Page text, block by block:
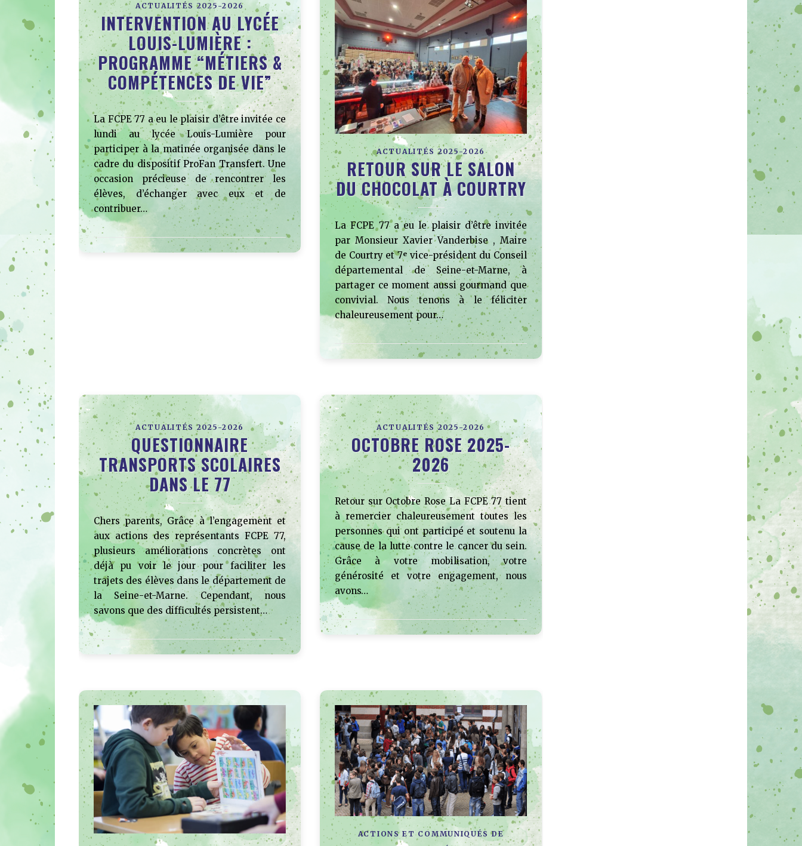
ACTUALITÉS 2025-2026
INTERVENTION AU LYCÉE
LOUIS-LUMIÈRE :
PROGRAMME “MÉTIERS &
COMPÉTENCES DE VIE”
La FCPE 77 a eu le plaisir d’être invitée ce
lundi au lycée Louis-Lumière pour
participer à la matinée organisée dans le
cadre du dispositif ProFan Transfert. Une
occasion précieuse de rencontrer les
élèves, d’échanger avec eux et de
contribuer…
ACTUALITÉS 2025-2026
RETOUR SUR LE SALON
DU CHOCOLAT À COURTRY
La FCPE 77 a eu le plaisir d’être invitée
par Monsieur Xavier Vanderbise , Maire
de Courtry et 7ᵉ vice-président du Conseil
départemental de Seine-et-Marne, à
partager ce moment aussi gourmand que
convivial. Nous tenons à le féliciter
chaleureusement pour…
ACTUALITÉS 2025-2026
QUESTIONNAIRE
TRANSPORTS SCOLAIRES
DANS LE 77
Chers parents, Grâce à l’engagement et
aux actions des représentants FCPE 77,
plusieurs améliorations concrètes ont
déjà pu voir le jour pour faciliter les
trajets des élèves dans le département de
la Seine-et-Marne. Cependant, nous
savons que des difficultés persistent…
ACTUALITÉS 2025-2026
OCTOBRE ROSE 2025-
2026
Retour sur Octobre Rose La FCPE 77 tient
à remercier chaleureusement toutes les
personnes qui ont participé et soutenu la
cause de la lutte contre le cancer du sein.
Grâce à votre mobilisation, votre
générosité et votre engagement, nous
avons…
ACTIONS ET COMMUNIQUÉS DE